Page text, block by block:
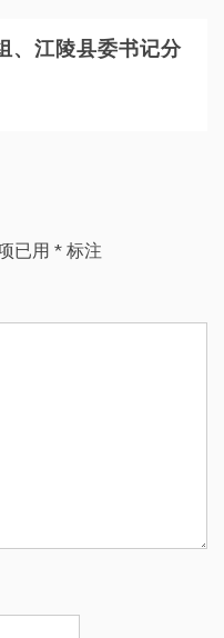
、江陵县委书记分
已用 * 标注